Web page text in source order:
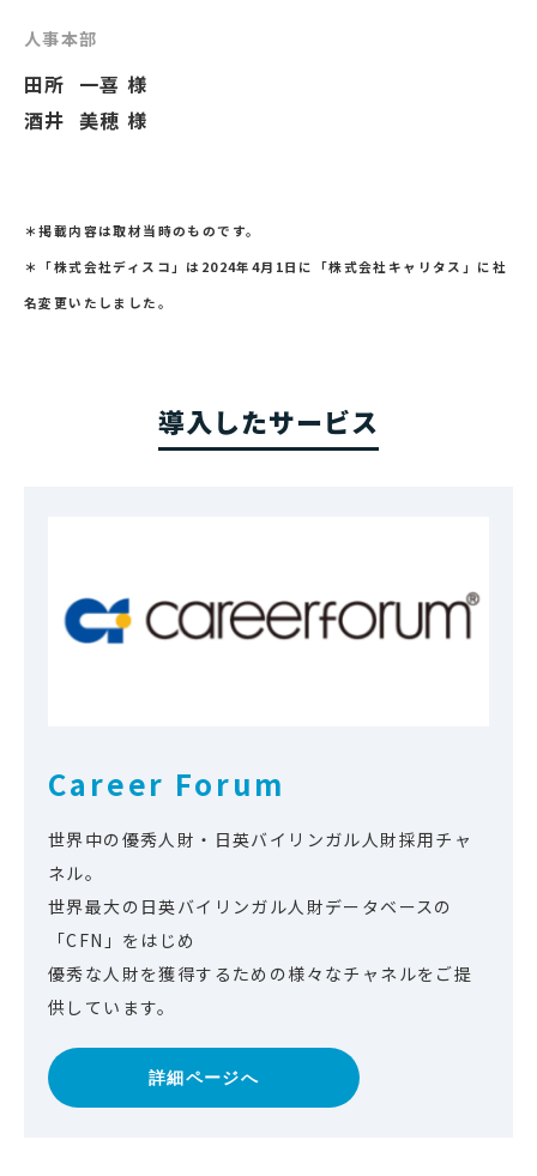
人事本部
田所 一喜 様
酒井 美穂 様
＊掲載内容は取材当時のものです。
＊「株式会社ディスコ」は2024年4月1日に「株式会社キャリタス」に社
名変更いたしました。
導入したサービス
Career Forum
世界中の優秀人財・日英バイリンガル人財採用チャ
ネル。
世界最大の日英バイリンガル人財データベースの
「CFN」をはじめ
優秀な人財を獲得するための様々なチャネルをご提
供しています。
詳細ページへ